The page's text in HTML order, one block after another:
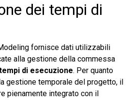
dei tempi di
fornisce dati utilizzabili
alla gestione della commessa
di esecuzione. Per quanto
gestione temporale del progetto, il
pienamente integrato con il